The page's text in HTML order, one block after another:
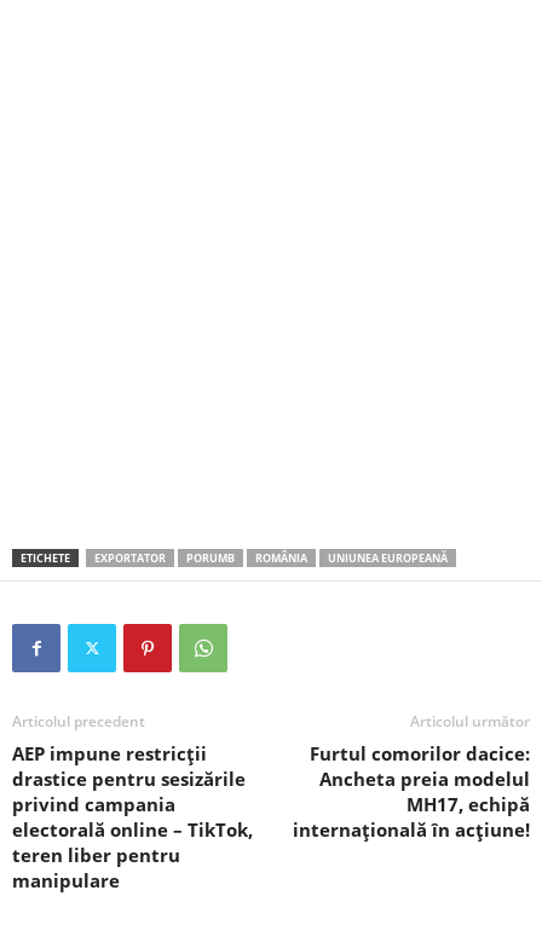
ETICHETE EXPORTATOR PORUMB ROMÂNIA UNIUNEA EUROPEANĂ
Articolul precedent
AEP impune restricții
drastice pentru sesizările
privind campania
electorală online – TikTok,
teren liber pentru
manipulare
Articolul următor
Furtul comorilor dacice:
Ancheta preia modelul
MH17, echipă
internațională în acțiune!